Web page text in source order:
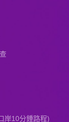
岸10分鍾路程)